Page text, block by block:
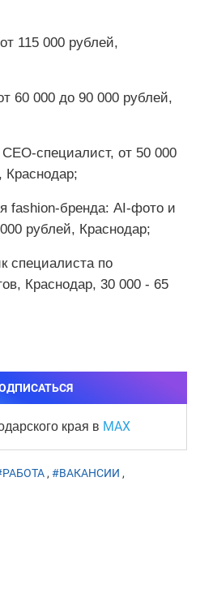
115 000 рублей,
60 000 до 90 000 рублей,
специалист, от 50 000
Краснодар;
fashion-бренда: AI-фото и
рублей, Краснодар;
специалиста по
Краснодар, 30 000 - 65
края в MAX
, #ВАКАНСИИ ,